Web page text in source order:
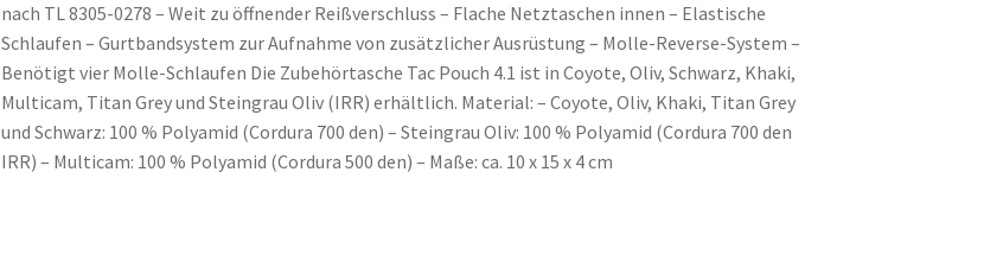
nach TL 8305-0278 – Weit zu öffnender Reißverschluss – Flache Netztaschen innen – Elastische
Schlaufen – Gurtbandsystem zur Aufnahme von zusätzlicher Ausrüstung – Molle-Reverse-System –
Benötigt vier Molle-Schlaufen Die Zubehörtasche Tac Pouch 4.1 ist in Coyote, Oliv, Schwarz, Khaki,
Multicam, Titan Grey und Steingrau Oliv (IRR) erhältlich. Material: – Coyote, Oliv, Khaki, Titan Grey
und Schwarz: 100 % Polyamid (Cordura 700 den) – Steingrau Oliv: 100 % Polyamid (Cordura 700 den
IRR) – Multicam: 100 % Polyamid (Cordura 500 den) – Maße: ca. 10 x 15 x 4 cm